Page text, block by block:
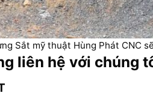
Sắt mỹ thuật Hùng Phát CNC
liên hệ với chúng